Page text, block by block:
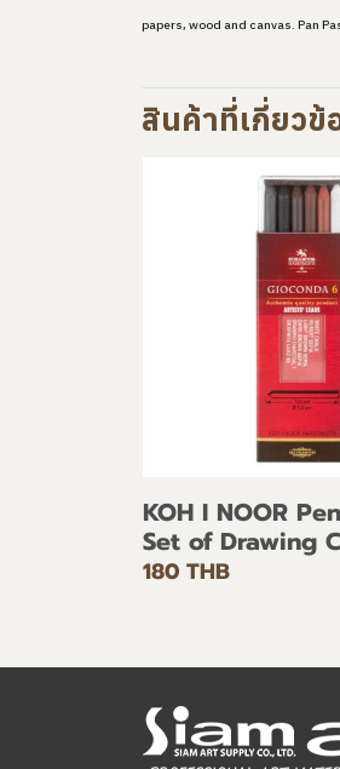
papers, wood and canvas. Pan
สินค้าที่เกี่ยวข้
KOH I NOOR
Set of Drawing
180 THB